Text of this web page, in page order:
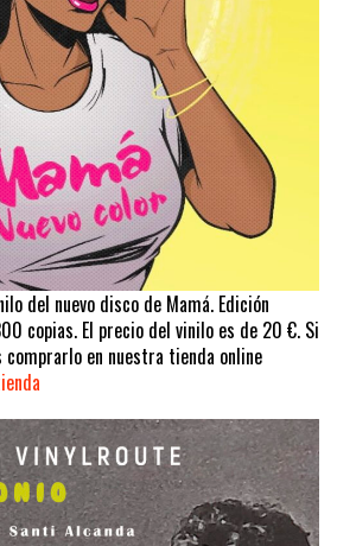
del nuevo disco de Mamá. Edición
copias. El precio del vinilo es de 20 €. Si
en nuestra tienda online